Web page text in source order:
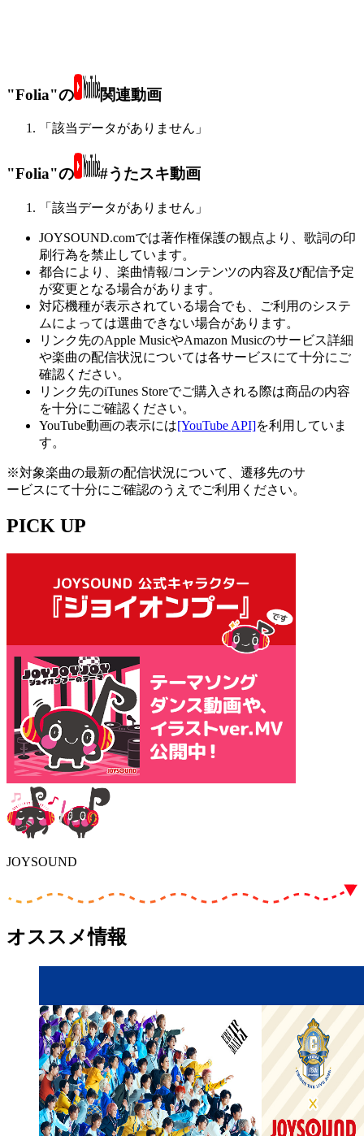
"Folia"の 関連動画
「該当データがありません」
"Folia"の #うたスキ動画
「該当データがありません」
JOYSOUND.comでは著作権保護の観点より、歌詞の印
刷行為を禁止しています。
都合により、楽曲情報/コンテンツの内容及び配信予定
が変更となる場合があります。
対応機種が表示されている場合でも、ご利用のシステ
ムによっては選曲できない場合があります。
リンク先のApple MusicやAmazon Musicのサービス詳細
や楽曲の配信状況については各サービスにて十分にご
確認ください。
リンク先のiTunes Storeでご購入される際は商品の内容
を十分にご確認ください。
YouTube動画の表示には[YouTube API]を利用していま
す。
※対象楽曲の最新の配信状況について、遷移先のサ
ービスにて十分にご確認のうえでご利用ください。
PICK UP
JOYSOUND
オススメ情報